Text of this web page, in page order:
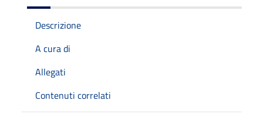
Descrizione
A cura di
Allegati
Contenuti correlati